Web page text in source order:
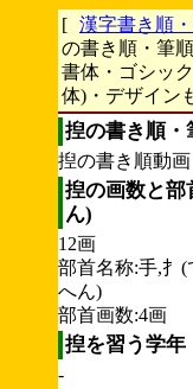
[ 漢字書き順
の書き順・筆
書体・ゴシッ
体)・デザイン
揑の書き順・
揑の書き順動
揑の画数と部
ん)
12画
部首名称:手,扌(
へん)
部首画数:4画
揑を習う学年
-